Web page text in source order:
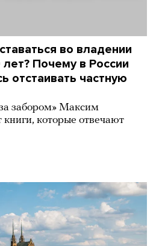
во владении
Почему в России
отстаивать частную
забором» Максим
книги, которые отвечают